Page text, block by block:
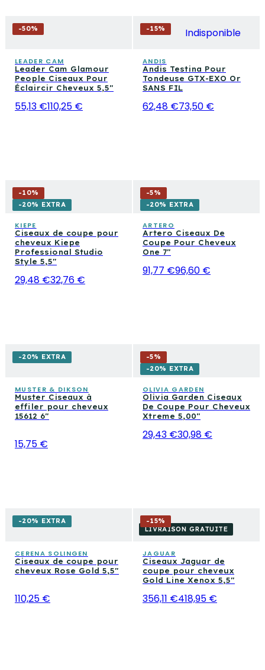
-50%
LEADER CAM
Leader Cam Glamour
People Ciseaux Pour
Éclaircir Cheveux 5,5"
55,13 €110,25 €
-15% Indisponible
ANDIS
Andis Testina Pour
Tondeuse GTX-EXO Or
SANS FIL
62,48 €73,50 €
-10%
-20% EXTRA
KIEPE
Ciseaux de coupe pour
cheveux Kiepe
Professional Studio
Style 5,5″
29,48 €32,76 €
-5%
-20% EXTRA
ARTERO
Artero Ciseaux De
Coupe Pour Cheveux
One 7"
91,77 €96,60 €
-20% EXTRA
MUSTER & DIKSON
Muster Ciseaux à
effiler pour cheveux
15612 6"
15,75 €
-5%
-20% EXTRA
OLIVIA GARDEN
Olivia Garden Ciseaux
De Coupe Pour Cheveux
Xtreme 5,00"
29,43 €30,98 €
-20% EXTRA
CERENA SOLINGEN
Ciseaux de coupe pour
cheveux Rose Gold 5,5"
110,25 €
-15%
LIVRAISON GRATUITE
JAGUAR
Ciseaux Jaguar de
coupe pour cheveux
Gold Line Xenox 5,5"
356,11 €418,95 €